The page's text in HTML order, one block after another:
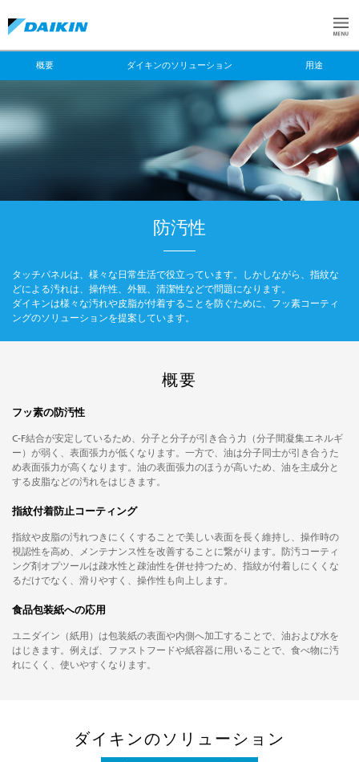
概要 ダイキンのソリューション 用途
防汚性
タッチパネルは、様々な日常生活で役立っています。しかしながら、指紋な
どによる汚れは、操作性、外観、清潔性などで問題になります。
ダイキンは様々な汚れや皮脂が付着することを防ぐために、フッ素コーティ
ングのソリューションを提案しています。
概要
フッ素の防汚性
C-F結合が安定しているため、分子と分子が引き合う力（分子間凝集エネルギ
ー）が弱く、表面張力が低くなります。一方で、油は分子同士が引き合うた
め表面張力が高くなります。油の表面張力のほうが高いため、油を主成分と
する皮脂などの汚れをはじきます。
指紋付着防止コーティング
指紋や皮脂の汚れつきにくくすることで美しい表面を長く維持し、操作時の
視認性を高め、メンテナンス性を改善することに繋がります。防汚コーティ
ング剤オプツールは疎水性と疎油性を併せ持つため、指紋が付着しにくくな
るだけでなく、滑りやすく、操作性も向上します。
食品包装紙への応用
ユニダイン（紙用）は包装紙の表面や内側へ加工することで、油および水を
はじきます。例えば、ファストフードや紙容器に用いることで、食べ物に汚
れにくく、使いやすくなります。
ダイキンのソリューション